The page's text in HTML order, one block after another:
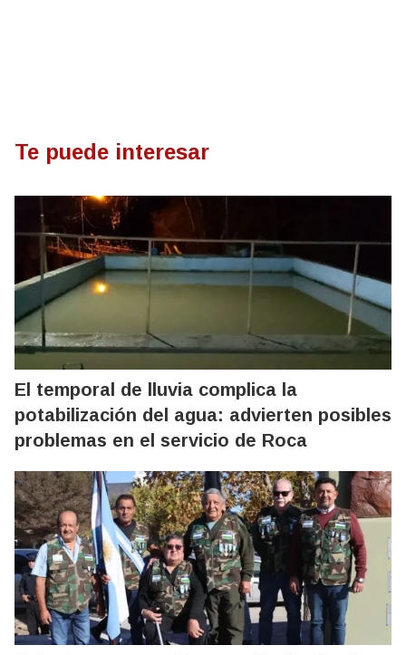
Te puede interesar
El temporal de lluvia complica la
potabilización del agua: advierten posibles
problemas en el servicio de Roca